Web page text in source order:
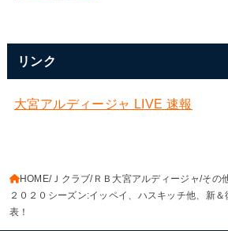
リンク
大宮アルディージャ LIVE 速報
HOME Ｊクラブ ＲＢ大宮アルディージャ その
２０２０シーズン:イッペイ、ハスキッチ他、新
表！